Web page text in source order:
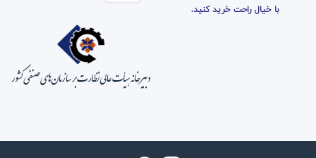
با خیال راحت خرید کنید.